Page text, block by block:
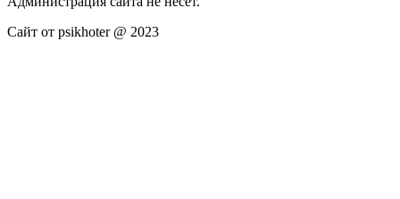
Сайт от psikhoter @ 2023